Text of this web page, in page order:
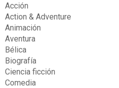
Acción
Action & Adventure
Animación
Aventura
Bélica
Biografía
Ciencia ficción
Comedia